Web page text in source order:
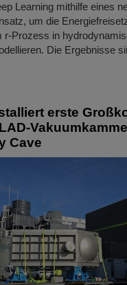
Learning mithilfe eines
um die
r-Prozess in
Die Ergebnisse
erste
Cave